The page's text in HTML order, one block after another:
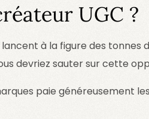
UGC ?
à la figure des tonnes
devriez sauter sur cette
paie généreusement